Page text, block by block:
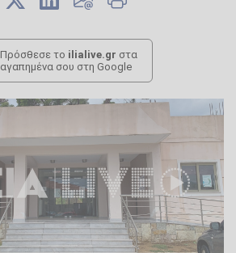
Πρόσθεσε το ilialive.gr στα
αγαπημένα σου στη Google